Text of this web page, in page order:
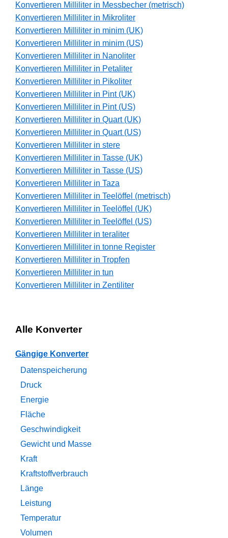
Konvertieren Milliliter in Messbecher (metrisch)
Konvertieren Milliliter in Mikroliter
Konvertieren Milliliter in minim (UK)
Konvertieren Milliliter in minim (US)
Konvertieren Milliliter in Nanoliter
Konvertieren Milliliter in Petaliter
Konvertieren Milliliter in Pikoliter
Konvertieren Milliliter in Pint (UK)
Konvertieren Milliliter in Pint (US)
Konvertieren Milliliter in Quart (UK)
Konvertieren Milliliter in Quart (US)
Konvertieren Milliliter in stere
Konvertieren Milliliter in Tasse (UK)
Konvertieren Milliliter in Tasse (US)
Konvertieren Milliliter in Taza
Konvertieren Milliliter in Teelöffel (metrisch)
Konvertieren Milliliter in Teelöffel (UK)
Konvertieren Milliliter in Teelöffel (US)
Konvertieren Milliliter in teraliter
Konvertieren Milliliter in tonne Register
Konvertieren Milliliter in Tropfen
Konvertieren Milliliter in tun
Konvertieren Milliliter in Zentiliter
Alle Konverter
Gängige Konverter
Datenspeicherung
Druck
Energie
Fläche
Geschwindigkeit
Gewicht und Masse
Kraft
Kraftstoffverbrauch
Länge
Leistung
Temperatur
Volumen